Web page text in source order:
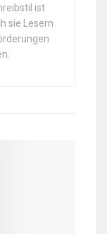
ist
sie Lesern